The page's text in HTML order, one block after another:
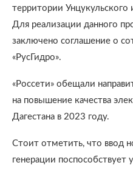
территории Унцукульского
Для реализации данного
заключено соглашение о
«РусГидро».
«Россети» обещали
на повышение качества
Дагестана в 2023 году.
Стоит отметить, что ввод
генерации поспособствует